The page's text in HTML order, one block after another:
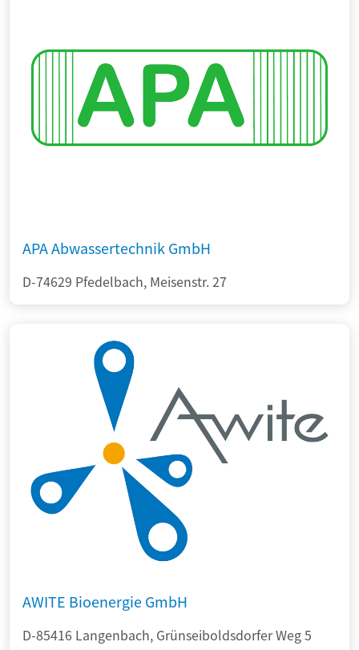
APA Abwassertechnik GmbH
D-74629 Pfedelbach, Meisenstr. 27
AWITE Bioenergie GmbH
D-85416 Langenbach, Grünseiboldsdorfer Weg 5